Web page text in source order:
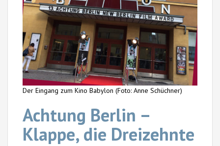
Der Eingang zum Kino Babylon (Foto: Anne Schüchner)
Achtung Berlin –
Klappe, die Dreizehnte